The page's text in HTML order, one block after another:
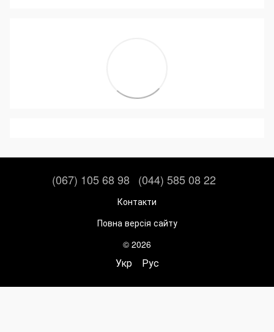
(067) 105 68 98 (044) 585 08 22
Контакти
Повна версія сайту
© 2026
Укр Рус